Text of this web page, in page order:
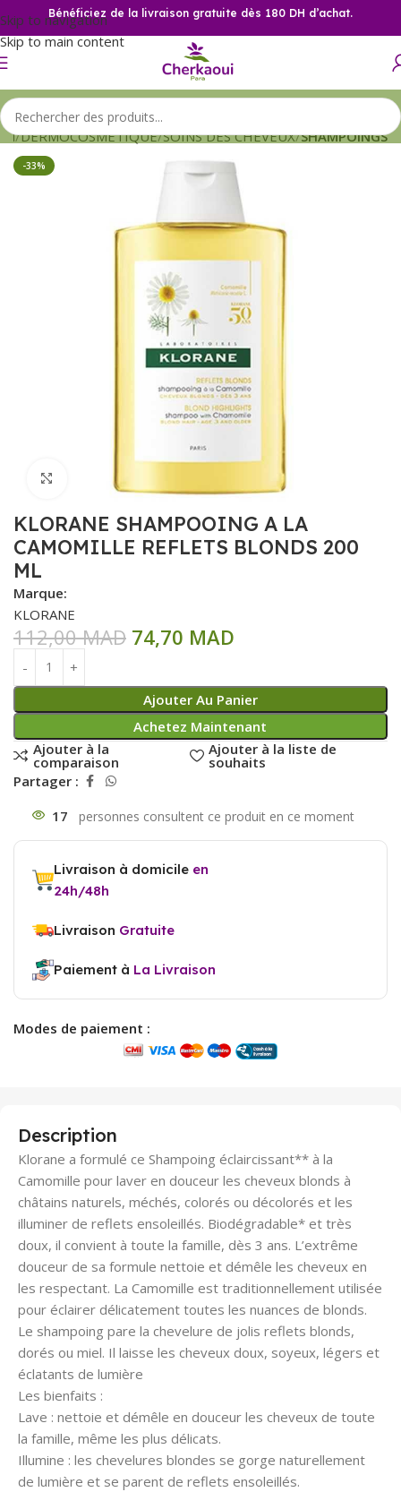
Skip to navigation
Skip to main content
Bénéficiez de la livraison gratuite dès 180 DH d’achat.
DERMOCOSMETIQUE SOINS DES CHEVEUX SHAMPOINGS
-33%
Click to enlarge
KLORANE SHAMPOOING A LA
CAMOMILLE REFLETS BLONDS 200
ML
Marque:
KLORANE
112,00MAD 74,70 MAD
Ajouter Au Panier
Achetez Maintenant
Ajouter à la
comparaison
Ajouter à la liste de
souhaits
Partager :
17
Livraison à domicile en
24h/48h
Livraison Gratuite
Paiement à La Livraison
Modes de paiement :
Description
Klorane a formulé ce Shampoing éclaircissant** à la
Camomille pour laver en douceur les cheveux blonds à
châtains naturels, méchés, colorés ou décolorés et les
illuminer de reflets ensoleillés. Biodégradable* et très
doux, il convient à toute la famille, dès 3 ans. L’extrême
douceur de sa formule nettoie et démêle les cheveux en
les respectant. La Camomille est traditionnellement utilisée
pour éclairer délicatement toutes les nuances de blonds.
Le shampoing pare la chevelure de jolis reflets blonds,
dorés ou miel. Il laisse les cheveux doux, soyeux, légers et
éclatants de lumière
Les bienfaits :
Lave : nettoie et démêle en douceur les cheveux de toute
la famille, même les plus délicats.
Illumine : les chevelures blondes se gorge naturellement
de lumière et se parent de reflets ensoleillés.